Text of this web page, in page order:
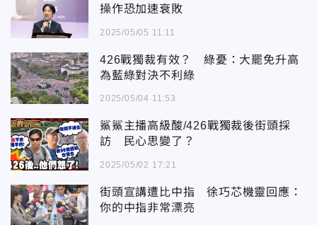
操作恐加速衰敗
2025/05/05 11:11
426戰獨裁有效？ 綠憂：大罷免升高
為藍綠對決不利綠
2025/05/04 11:53
鯊鯊主播高級酸/426戰獨裁後街頭採
訪 民心思變了？
2025/05/02 17:21
街頭宣講遭比中指 徐巧芯機靈回應：
你的中指非常漂亮